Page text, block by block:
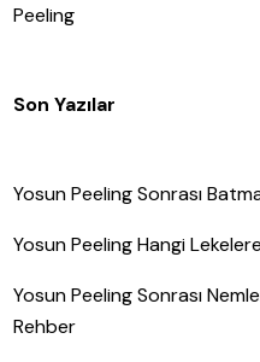
Peeling
Son Yazılar
Yosun Peeling Sonrası
Yosun Peeling Hangi
Yosun Peeling Sonrası
Rehber